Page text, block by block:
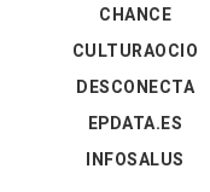
CHANCE
CULTURAOCIO
DESCONECTA
EPDATA.ES
INFOSALUS